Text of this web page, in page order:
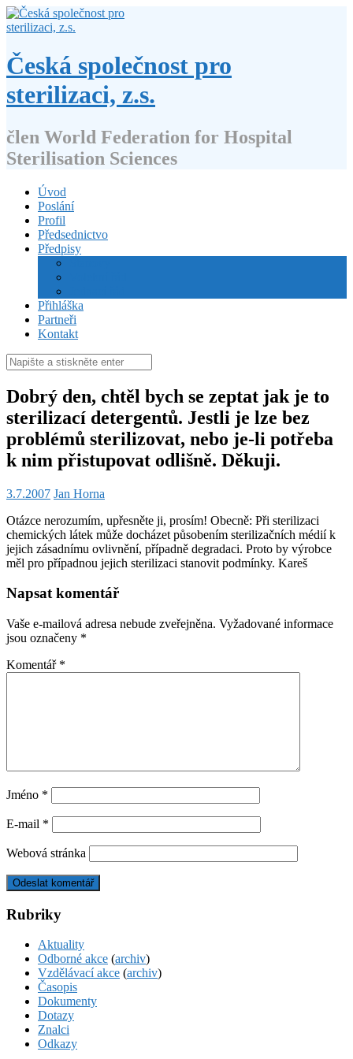
Přejít
k
webu
Česká společnost pro
sterilizaci, z.s.
člen World Federation for Hospital
Sterilisation Sciences
Úvod
Poslání
Profil
Předsednictvo
Předpisy
Přihláška
Partneři
Kontakt
Hledat:
Dobrý den, chtěl bych se zeptat jak je to
sterilizací detergentů. Jestli je lze bez
problémů sterilizovat, nebo je-li potřeba
k nim přistupovat odlišně. Děkuji.
3.7.2007 Jan Horna
Otázce nerozumím, upřesněte ji, prosím! Obecně: Při sterilizaci
chemických látek může docházet působením sterilizačních médií k
jejich zásadnímu ovlivnění, případně degradaci. Proto by výrobce
měl pro případnou jejich sterilizaci stanovit podmínky. Kareš
Napsat komentář
Vaše e-mailová adresa nebude zveřejněna. Vyžadované informace
jsou označeny *
Komentář *
Jméno *
E-mail *
Webová stránka
Rubriky
Aktuality
Odborné akce (archiv)
Vzdělávací akce (archiv)
Časopis
Dokumenty
Dotazy
Znalci
Odkazy